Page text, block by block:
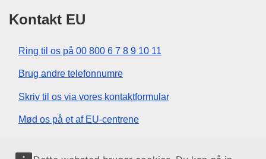
Kontakt EU
Ring til os på 00 800 6 7 8 9 10 11
Brug andre telefonnumre
Skriv til os via vores kontaktformular
Mød os på et af EU-centrene
Sociale medier